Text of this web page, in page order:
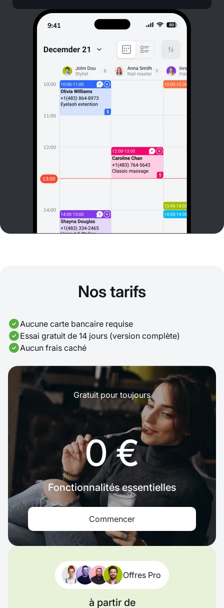
Nos tarifs
Aucune carte bancaire requise
Essai gratuit de 14 jours (version complète)
Aucun frais caché
Gratuit pour toujours
0 €
Fonctionnalités essentielles
Commencer
Offres Pro
à partir de